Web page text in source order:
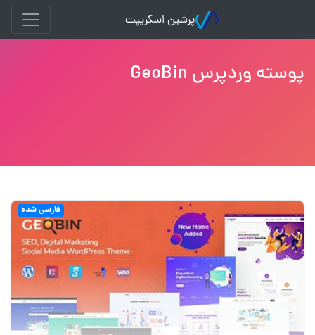
پرشین اسکریپت
پوسته وردپرس GeoBin
فارسی شده